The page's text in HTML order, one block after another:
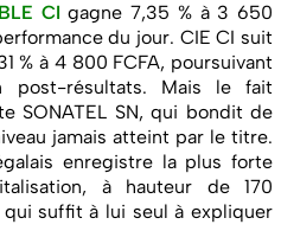
CI gagne 7,35 % à 3 650
du jour. CIE CI suit
% à 4 800 FCFA, poursuivant
post-résultats. Mais le fait
SONATEL SN, qui bondit de
jamais atteint par le titre.
enregistre la plus forte
à hauteur de 170
suffit à lui seul à expliquer